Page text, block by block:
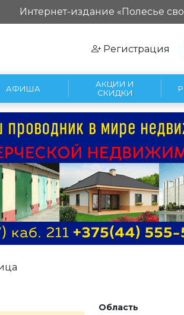
Интернет-издание «Полесье
Регистрация
АФИША
АКЦИИ И
СКИДКИ
Область